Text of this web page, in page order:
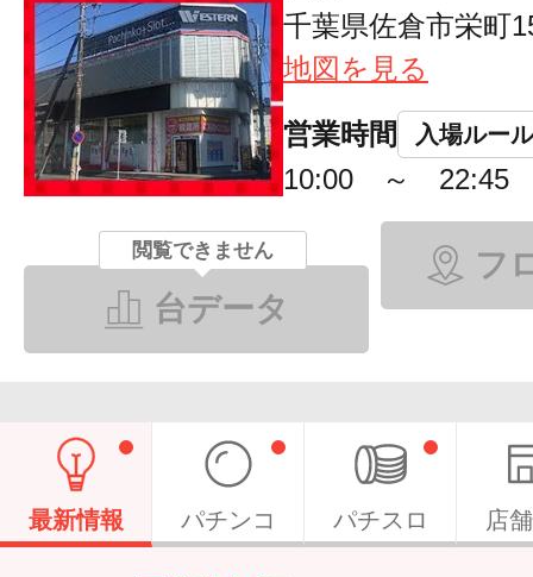
千葉県佐倉市栄町
地図を見る
営業時間 入場ルール
10:00 ～ 22:45
閲覧できません
台データ
フ
最新情報 パチンコ パチスロ 店